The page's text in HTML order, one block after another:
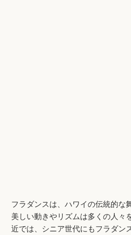
フラダンスは、ハワイの伝統的な
美しい動きやリズムは多くの人々
近では、シニア世代にもフラダン